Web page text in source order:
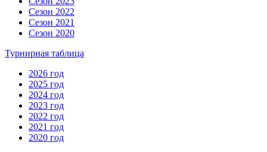
Сезон 2022
Сезон 2021
Сезон 2020
Турнирная таблица
2026 год
2025 год
2024 год
2023 год
2022 год
2021 год
2020 год